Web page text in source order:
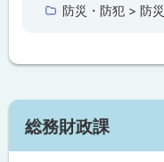
防災・防犯 > 防災
サ
イ
総務財政課